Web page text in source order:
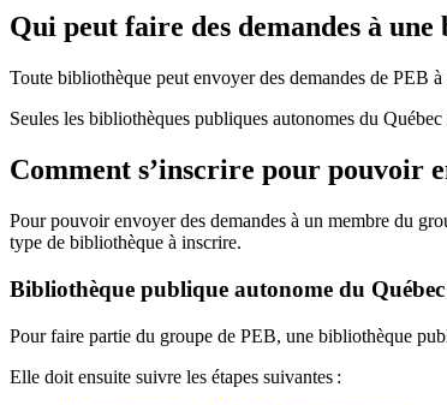
Qui peut faire des demandes à
Toute bibliothèque peut envoyer des demandes de PEB
Seules les bibliothèques publiques autonomes du
Comment s’inscrire pour pouvoir
Pour pouvoir envoyer des demandes à un membre du
type de bibliothèque à inscrire.
Bibliothèque publique autonome du Québec
Pour faire partie du groupe de PEB, une bibliothèque
Elle doit ensuite suivre les étapes suivantes :